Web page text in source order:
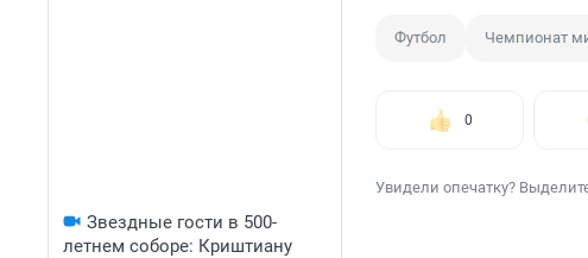
Звездные гости в 500-
летнем соборе: Криштиану
Футбол Чемпионат
0
Увидели опечатку?